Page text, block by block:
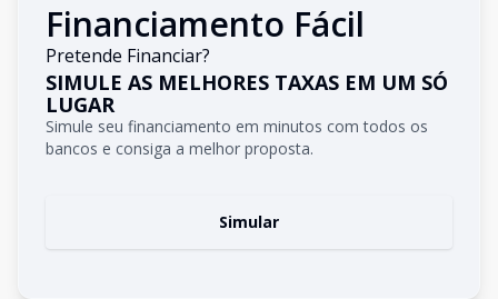
Financiamento Fácil
Pretende Financiar?
SIMULE AS MELHORES TAXAS EM UM SÓ
LUGAR
Simule seu financiamento em minutos com todos os
bancos e consiga a melhor proposta.
Simular